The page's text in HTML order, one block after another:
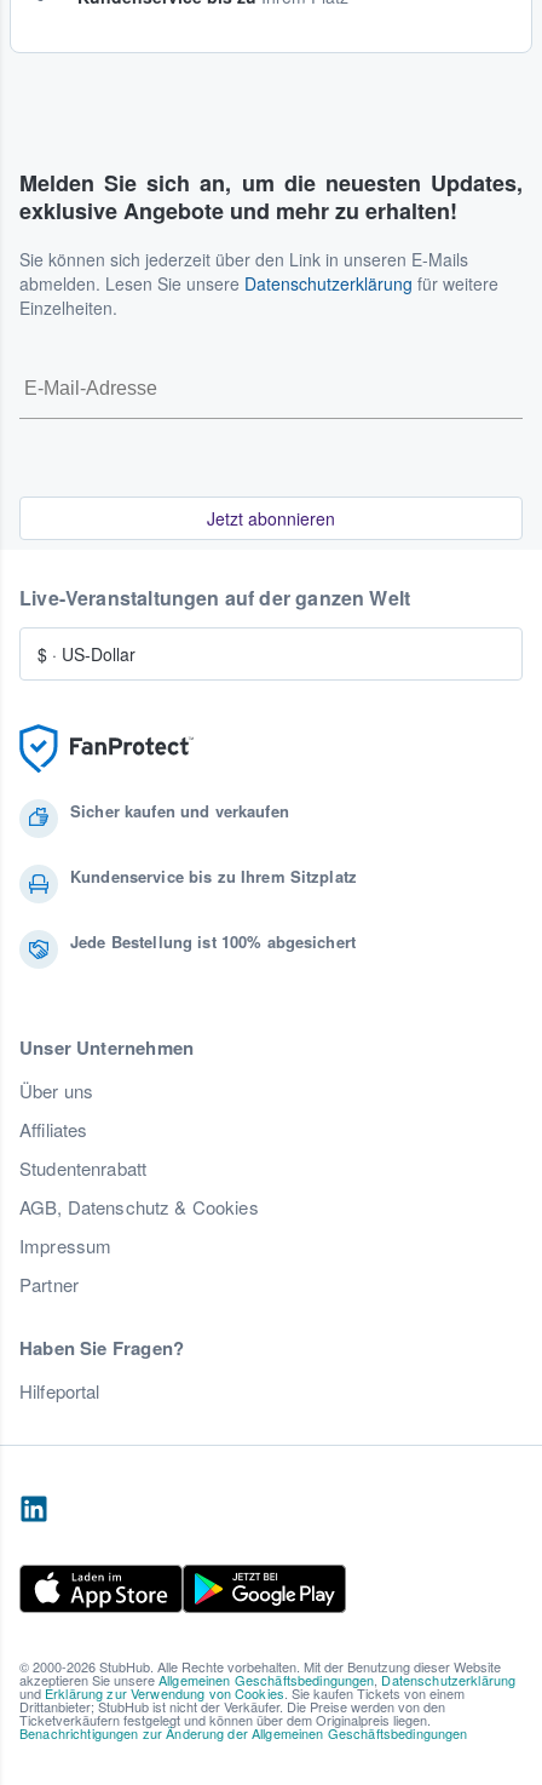
Melden Sie sich an, um die neuesten Updates,
exklusive Angebote und mehr zu erhalten!
Sie können sich jederzeit über den Link in unseren E-Mails
abmelden. Lesen Sie unsere Datenschutzerklärung für weitere
Einzelheiten.
Jetzt abonnieren
Sicher kaufen und verkaufen
Kundenservice bis zu Ihrem Sitzplatz
Jede Bestellung ist 100% abgesichert
Unser Unternehmen
Über uns
Affiliates
Studentenrabatt
AGB, Datenschutz & Cookies
Impressum
Partner
Haben Sie Fragen?
Hilfeportal
Live-Veranstaltungen auf der ganzen Welt
$ · US-Dollar
© 2000-2026 StubHub. Alle Rechte vorbehalten. Mit der Benutzung dieser Website
akzeptieren Sie unsereAllgemeinen Geschäftsbedingungen Datenschutzerklärung
und Erklärung zur Verwendung von Cookies . Sie kaufen Tickets von einem
Drittanbieter; StubHub ist nicht der Verkäufer. Die Preise werden von den
Ticketverkäufern festgelegt und können über dem Originalpreis liegen.
Benachrichtigungen zur Änderung der Allgemeinen Geschäftsbedingungen